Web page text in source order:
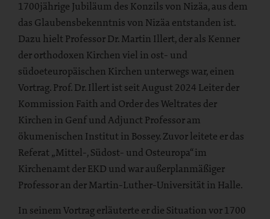
1700jährige Jubiläum des Konzils von Nizäa, aus dem
das Glaubensbekenntnis von Nizäa entstanden ist.
Dazu hielt Professor Dr. Martin Illert, der als Kenner
der orthodoxen Kirchen viel in ost- und
südoeteuropäischen Kirchen unterwegs war, einen
Vortrag. Prof. Dr. Illert ist seit August 2024 Leiter der
Kommission Faith and Order des Weltrates der
Kirchen in Genf und Adjunct Professor am
ökumenischen Institut in Bossey. Zuvor leitete er das
Referat „Mittel-, Südost- und Osteuropa“ im
Kirchenamt der EKD und war außerplanmäßiger
Professor an der Martin-Luther-Universität in Halle.
In seinem Vortrag erläuterte er die Situation vor 1700